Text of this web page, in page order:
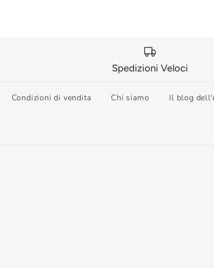
Spedizioni Veloci
Condizioni di vendita Chi siamo Il blog